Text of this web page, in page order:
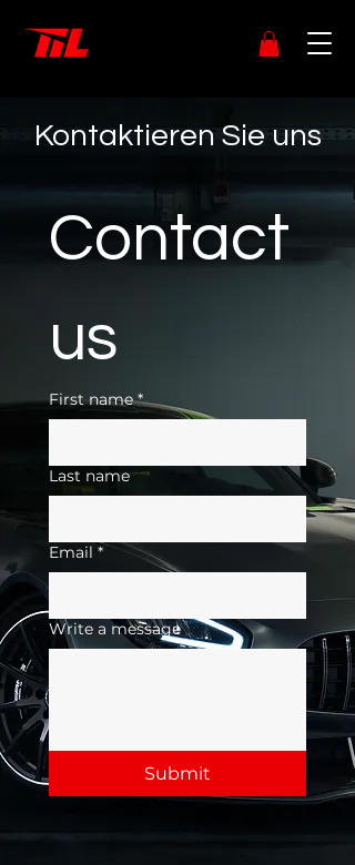
Kontaktieren Sie uns
Contact
us
First name *
Last name
Email *
Write a message
Submit